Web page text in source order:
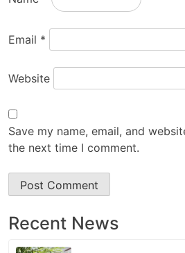
Email *
Website
Save my name, email, and
the next time I comment.
Recent News